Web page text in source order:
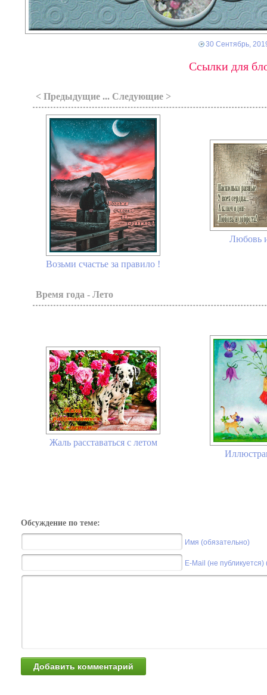
30 Сентябрь,
Ссылки для
< Предыдущие ... Следующие >
Возьми счастье за правило !
Любовь
Время года - Лето
Жаль расставаться с летом
Обсуждение по теме:
Имя (обязательно)
E-Mail (не